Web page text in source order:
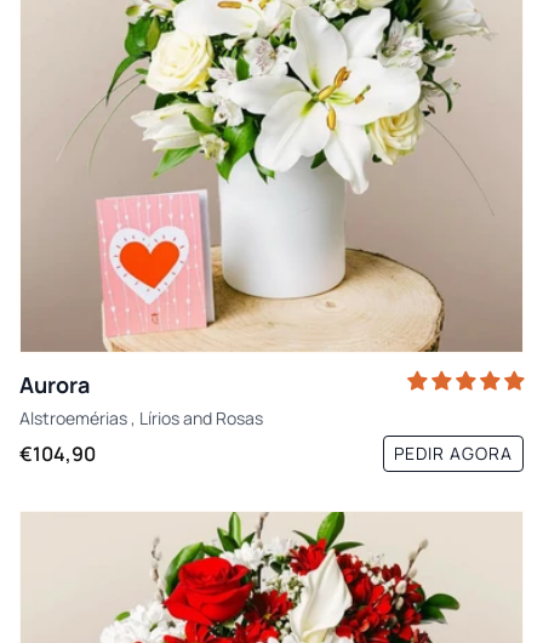
Aurora
Alstroemérias, Líriosand Rosas
€104,90 PEDIR AGORA